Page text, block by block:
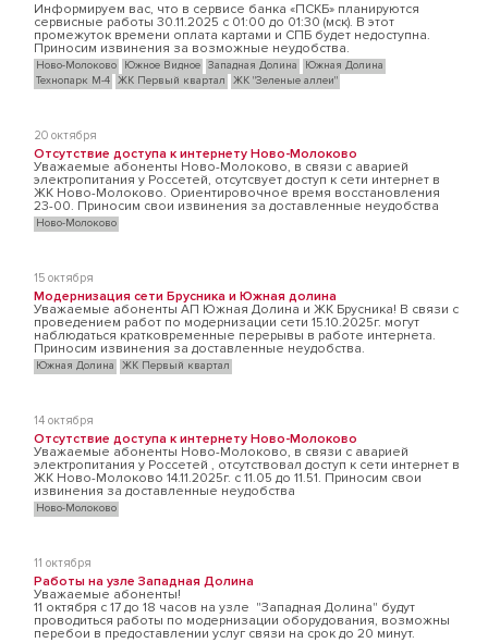
Информируем вас, что в сервисе банка «ПСКБ» планируются
сервисные работы 30.11.2025 с 01:00 до 01:30 (мск). В этот
промежуток времени оплата картами и СПБ будет недоступна.
Приносим извинения за возможные неудобства.
Ново-Молоково Южное Видное Западная Долина
Южная Долина
Технопарк М-4 ЖК Первый квартал ЖК "Зеленые аллеи"
20 октября
Отсутствие доступа к интернету Ново-Молоково
Уважаемые абоненты Ново-Молоково, в связи с аварией
электропитания у Россетей, отсутсвует доступ к сети интернет в
ЖК Ново-Молоково. Ориентировочное время восстановления
23-00. Приносим свои извинения за доставленные неудобства
Ново-Молоково
15 октября
Модернизация сети Брусника и Южная долина
Уважаемые абоненты АП Южная Долина и ЖК Брусника! В связи с
проведением работ по модернизации сети 15.10.2025г. могут
наблюдаться кратковременные перерывы в работе интернета.
Приносим извинения за доставленные неудобства.
Южная Долина ЖК Первый квартал
14 октября
Отсутствие доступа к интернету Ново-Молоково
Уважаемые абоненты Ново-Молоково, в связи с аварией
электропитания у Россетей , отсутствовал доступ к сети интернет в
ЖК Ново-Молоково 14.11.2025г. с 11.05 до 11.51. Приносим свои
извинения за доставленные неудобства
Ново-Молоково
11 октября
Работы на узле Западная Долина
Уважаемые абоненты!
11 октября с 17 до 18 часов на узле "Западная Долина" будут
проводиться работы по модернизации оборудования, возможны
перебои в предоставлении услуг связи на срок до 20 минут.